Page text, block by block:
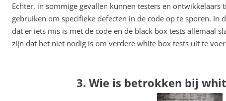
Echter, in sommige gevallen kunnen testers en ontwikkelaars
gebruiken om specifieke defecten in de code op te sporen. In
dat er iets mis is met de code en de black box tests allemaal
zijn dat het niet nodig is om verdere white box tests uit te
3. Wie is betrokken bij